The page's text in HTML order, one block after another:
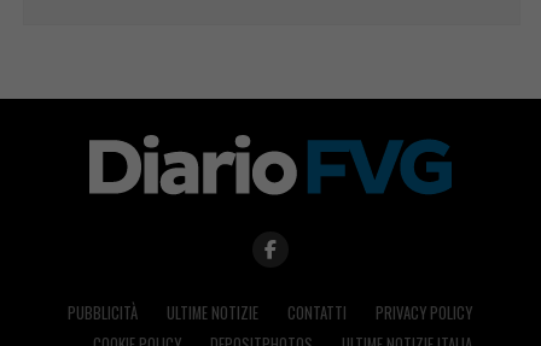
PUBBLICITÀ ULTIME NOTIZIE CONTATTI
PRIVACY POLICY